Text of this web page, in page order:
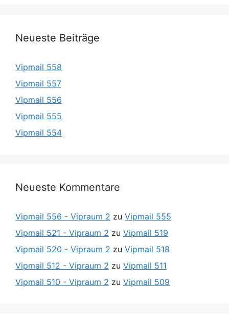
Neueste Beiträge
Vipmail 558
Vipmail 557
Vipmail 556
Vipmail 555
Vipmail 554
Neueste Kommentare
Vipmail 556 - Vipraum 2 zu Vipmail 555
Vipmail 521 - Vipraum 2 zu Vipmail 519
Vipmail 520 - Vipraum 2 zu Vipmail 518
Vipmail 512 - Vipraum 2 zu Vipmail 511
Vipmail 510 - Vipraum 2 zu Vipmail 509